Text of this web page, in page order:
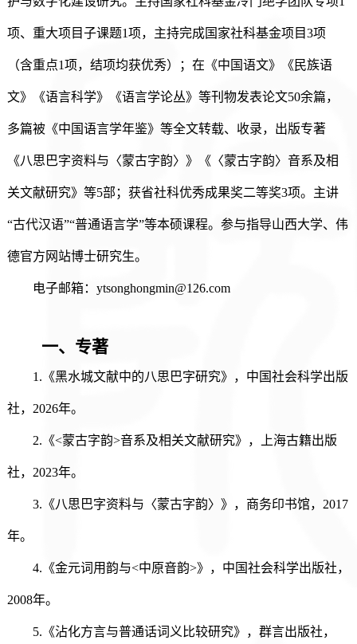
项、重大项目子课题1项， 主持完成国家社科基金项目3项
（含重点1项， 结项均获优秀）；在《中国语文》《 民族语
文》《语言科学》《语言学论丛》等刊物发表论文50余篇，
多篇被《中国语言学年鉴》等全文转载、收录，出版专著
《八思巴字资料与〈蒙古字韵〉》《〈蒙古字韵〉 音系及相
关文献研究》等5部；获省社科优秀成果奖二等奖3项。主讲
“古代汉语”“普通语言学”等本硕课程。参与指导山西大学、伟
德官方网站博士研究生。
电子邮箱： ytsonghongmin@126.com
一、 专著
1.《黑水城文献中的八思巴字研究》，中国社会科学出版
社，2026年。
2.《<蒙古字韵>音系及相关文献研究》，上海古籍出版
社，2023年。
3.《八思巴字资料与〈蒙古字韵〉》，商务印书馆，2017
年。
4.《金元词用韵与<中原音韵>》，中国社会科学出版社，
2008年。
5.《沾化方言与普通话词义比较研究》，群言出版社，